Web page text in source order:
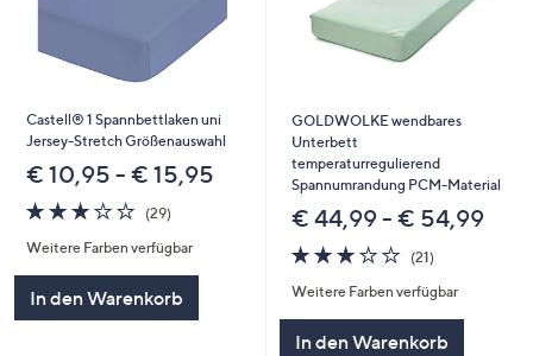
Castell® 1 Spannbettlaken uni
Jersey-Stretch Größenauswahl
€ 10,95 - € 15,95
3.1
von
5
(29)29
Weitere Farben verfügbar
In den Warenkorb
GOLDWOLKE wendbares
Unterbett
temperaturregulierend
Spannumrandung PCM-Material
€ 44,99 - € 54,99
3.0
von
5
(21)21
Weitere Farben verfügbar
In den Warenkorb